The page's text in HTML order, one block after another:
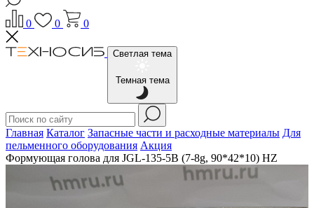
0 0 0
Светлая тема
Темная тема
Главная Каталог Запасные части и расходные материалы Для
пельменного оборудования Акция
Формующая голова для JGL-135-5B (7-8g, 90*42*10) HZ